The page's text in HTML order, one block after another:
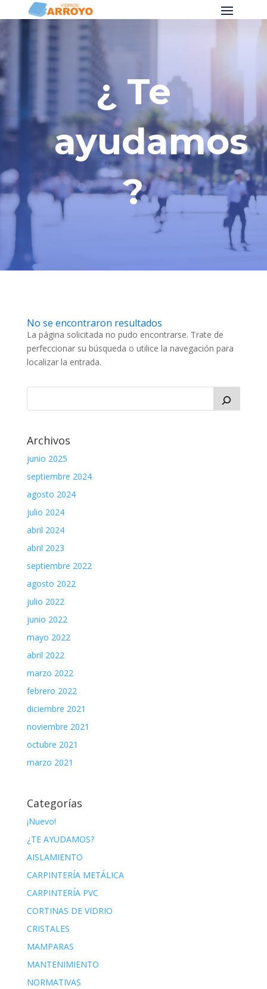
¿ Te
ayudamos
?
No se encontraron resultados
La página solicitada no pudo encontrarse. Trate de
perfeccionar su búsqueda o utilice la navegación para
localizar la entrada.
Archivos
junio 2025
septiembre 2024
agosto 2024
julio 2024
abril 2024
abril 2023
septiembre 2022
agosto 2022
julio 2022
junio 2022
mayo 2022
abril 2022
marzo 2022
febrero 2022
diciembre 2021
noviembre 2021
octubre 2021
marzo 2021
Categorías
¡Nuevo!
¿TE AYUDAMOS?
AISLAMIENTO
CARPINTERÍA METÁLICA
CARPINTERÍA PVC
CORTINAS DE VIDRIO
CRISTALES
MAMPARAS
MANTENIMIENTO
NORMATIVAS